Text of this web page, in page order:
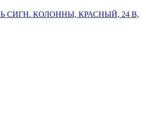
СИГН. КОЛОННЫ, КРАСНЫЙ, 24 В,